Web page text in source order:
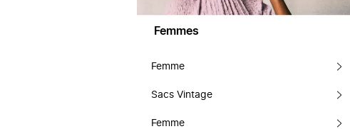
Femmes
Femme
Sacs Vintage
Femme